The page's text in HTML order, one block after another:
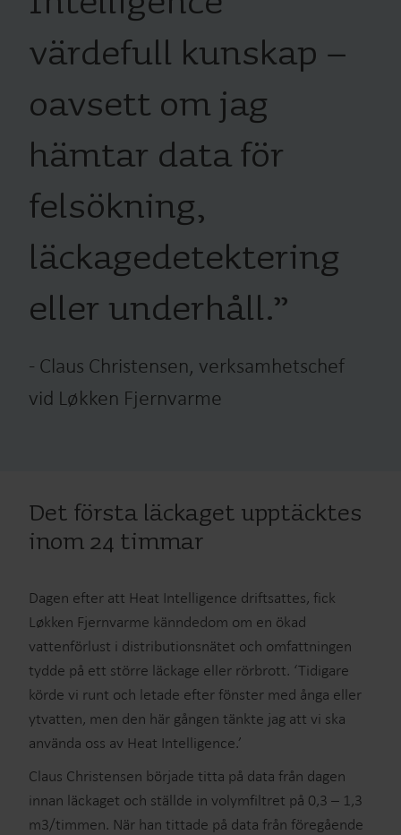
värdefull kunskap –
oavsett om jag
hämtar data för
felsökning,
läckagedetektering
eller underhåll.”
- Claus Christensen, verksamhetschef
vid Løkken Fjernvarme
Det första läckaget upptäcktes
inom 24 timmar
Dagen efter att Heat Intelligence driftsattes, fick
Løkken Fjernvarme känndedom om en ökad
vattenförlust i distributionsnätet och omfattningen
tydde på ett större läckage eller rörbrott. ‘Tidigare
körde vi runt och letade efter fönster med ånga eller
ytvatten, men den här gången tänkte jag att vi ska
använda oss av Heat Intelligence.’
Claus Christensen började titta på data från dagen
innan läckaget och ställde in volymfiltret på 0,3 – 1,3
m3/timmen. När han tittade på data från föregående